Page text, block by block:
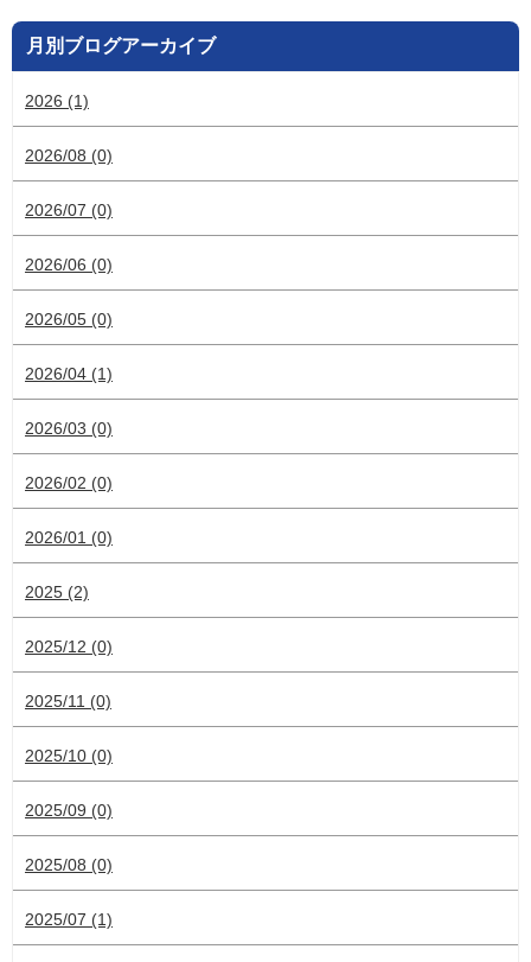
月別ブログアーカイブ
2026 (1)
2026/08 (0)
2026/07 (0)
2026/06 (0)
2026/05 (0)
2026/04 (1)
2026/03 (0)
2026/02 (0)
2026/01 (0)
2025 (2)
2025/12 (0)
2025/11 (0)
2025/10 (0)
2025/09 (0)
2025/08 (0)
2025/07 (1)